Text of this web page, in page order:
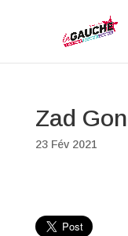
Zad
23 Fév 2021